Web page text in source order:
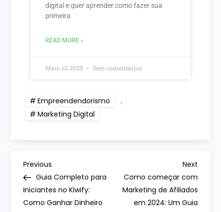
digital e quer aprender como fazer sua
primeira
READ MORE »
Maio 13, 2025 Sem comentários
Empreendendorismo
,
Marketing Digital
Previous
Guia Completo para
Iniciantes no Kiwify:
Como Ganhar Dinheiro
Next
Como começar com
Marketing de Afiliados
em 2024: Um Guia